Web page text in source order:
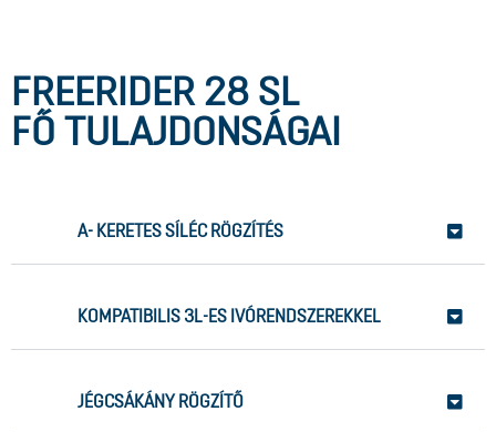
FREERIDER 28 SL
FŐ TULAJDONSÁGAI
A- KERETES SÍLÉC RÖGZÍTÉS
KOMPATIBILIS 3L-ES IVÓRENDSZEREKKEL
JÉGCSÁKÁNY RÖGZÍTŐ